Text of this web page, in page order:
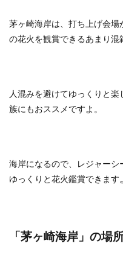
茅ヶ崎海岸は、打ち上げ会
の花火を観賞できるあまり混
人混みを避けてゆっくりと
族にもおススメですよ。
海岸になるので、レジャー
ゆっくりと花火鑑賞できます
「茅ヶ崎海岸 」の場